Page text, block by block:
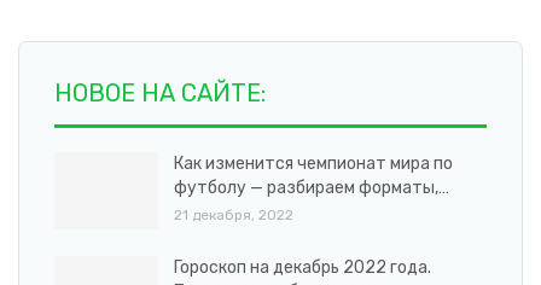
НОВОЕ НА САЙТЕ:
Как изменится чемпионат мира по
футболу — разбираем форматы,…
21 декабря, 2022
Гороскоп на декабрь 2022 года.